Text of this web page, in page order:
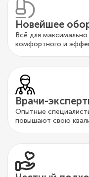
Новейшее
Всё для
комфортного и
Врачи-
Опытные
повышают свою